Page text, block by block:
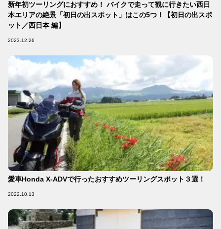
新年初ツーリングにおすすめ！ バイクで走って観に行きたい西日
本エリアの絶景「初日の出スポット」はこの5つ！【初日の出スポ
ット／西日本 編】
2023.12.26
愛車Honda X-ADVで行ったおすすめツーリングスポット３選！
2022.10.13